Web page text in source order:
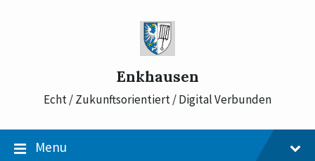
Enkhausen
Echt / Zukunftsorientiert / Digital Verbunden
Menu